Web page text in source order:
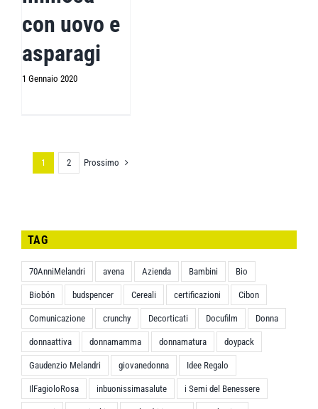
con uovo e
asparagi
1 Gennaio 2020
1 2 Prossimo
TAG
70AnniMelandri avena Azienda Bambini Bio
Biobón budspencer Cereali certificazioni Cibon
Comunicazione crunchy Decorticati Docufilm Donna
donnaattiva donnamamma donnamatura doypack
Gaudenzio Melandri giovanedonna Idee Regalo
IlFagioloRosa inbuonissimasalute i Semi del Benessere